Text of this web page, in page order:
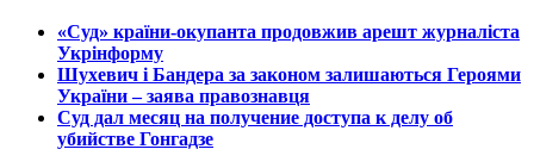
​«Суд» країни-окупанта продовжив арешт журналіста
Укрінформу
Шухевич і Бандера за законом залишаються Героями
України – заява правознавця
Суд дал месяц на получение доступа к делу об
убийстве Гонгадзе